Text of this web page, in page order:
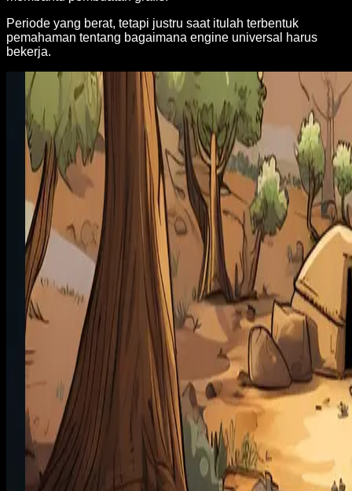
Periode yang berat, tetapi justru saat itulah terbentuk
pemahaman tentang bagaimana engine universal harus
bekerja.